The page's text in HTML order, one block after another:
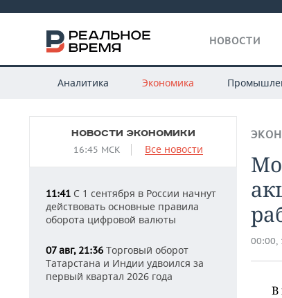
НОВОСТИ
Аналитика Экономика
НОВОСТИ ЭКОНОМИКИ
16:45 МСК Все новости
11:41 С 1 сентября в России начнут
действовать основные правила
оборота цифровой валюты
07 авг, 21:36 Торговый оборот
Татарстана и Индии удвоился за
первый квартал 2026 года
00:00,
В